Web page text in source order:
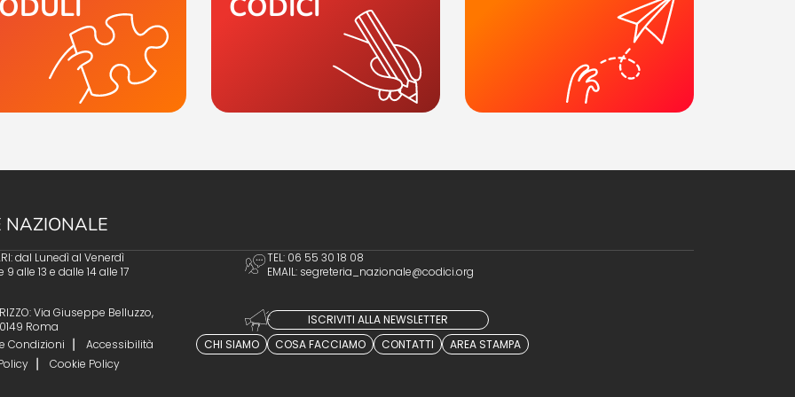
CODICI
NAZIONALE
dal Lunedì al Venerdì
9 alle 13 e dalle 14 alle 17
TEL: 06 55 30 18 08
EMAIL: segreteria_nazionale@codici.org
Via Giuseppe Belluzzo,
Roma
ISCRIVITI ALLA NEWSLETTER
Condizioni
Accessibilità
Cookie Policy
CHI SIAMO COSA FACCIAMO CONTATTI AREA STAMPA